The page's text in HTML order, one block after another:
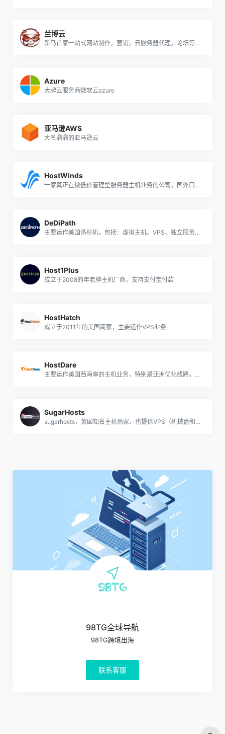
兰博云
新马首家一站式网站制作，营销，云服务器代理，论坛等一站式推广公司
Azure
大牌云服务商微软云azure
亚马逊AWS
大名鼎鼎的亚马逊云
HostWinds
一家真正在做低价管理型服务器主机业务的公司，国外口碑好到爆炸！
DeDiPath
主要运作美国洛杉矶，包括：虚拟主机、VPS、独立服务器，尤其是VPS，配置高（大内存、大硬盘、大流量），价格低，还有Windows系统；支持支付宝、PayPal等付款
Host1Plus
成立于2008的年老牌主机厂商，支持支付宝付款
HostHatch
成立于2011年的美国商家，主要运作VPS业务
HostDare
主要运作美国西海岸的主机业务，特别是亚洲优化线路，支持支付宝付款
SugarHosts
sugarhosts，英国知名主机商家，也提供VPS（机械盘和SSD，基于XEN，也有windows），洛杉矶、香港、台湾机房.网站支持中文，方便
98TG全球导航
98TG跨境出海
联系客服